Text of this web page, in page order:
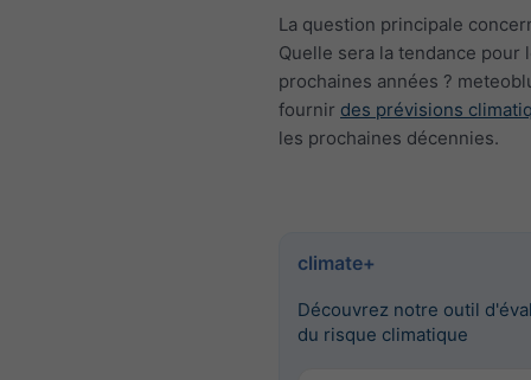
La question principale
Quelle sera la tendance pour
prochaines années ?
fournir des prévisions
les prochaines décennies.
climate+
Découvrez notre outil
du risque climatique